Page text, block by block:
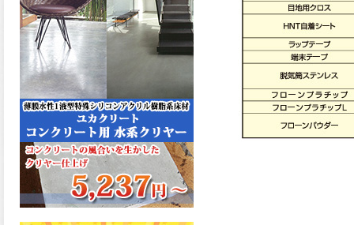
2026.06.30
ウレタン特有の網目構造の反
応塗膜は、強靭で耐衝撃性、
耐擦り傷性、耐摩耗性に優れ
た機能を発揮、フローンフル
トップが新しく販売開始致し
ました。ご購入はこちらか
ら。
2026.06.29
コストを重視しした材料で、
優れた性能と高品質で高度な
防水機能を発揮、フローン12